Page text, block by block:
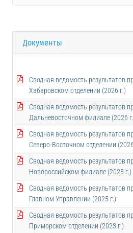
Документы
Сводная ведомость результатов
Хабаровском отделении (2026 г.)
Сводная ведомость результатов
Дальневосточном филиале (2026
Сводная ведомость результатов
Северо-Восточном отделении
Сводная ведомость результатов
Новороссийском филиале (2025 г.)
Сводная ведомость результатов
Главном Управлении (2025 г.)
Сводная ведомость результатов
Приморском отделении (2023 г.)